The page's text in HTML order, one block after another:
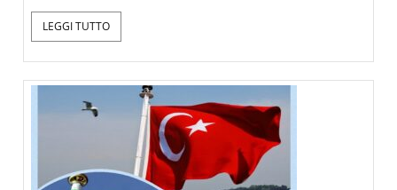
LEGGI TUTTO